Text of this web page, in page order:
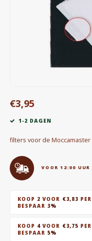
Chocolade, granola en
Koffie Kàn merch
Gin
Happy stuff
€3,95
1-2 DAGEN
filters voor de
VOOR 12:00
KOOP 2 VOOR €3,83
BESPAAR 3%
KOOP 4 VOOR €3,75
BESPAAR 5%